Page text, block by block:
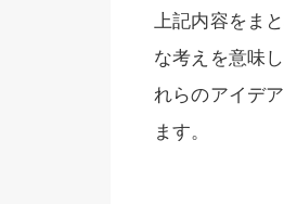
上記内容をま
な考えを意味し
れらのアイデ
ます。